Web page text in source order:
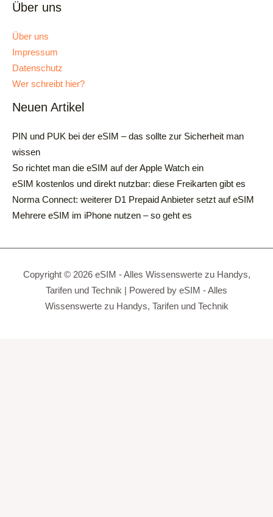
Über uns
Über uns
Impressum
Datenschutz
Wer schreibt hier?
Neuen Artikel
PIN und PUK bei der eSIM – das sollte zur Sicherheit man
wissen
So richtet man die eSIM auf der Apple Watch ein
eSIM kostenlos und direkt nutzbar: diese Freikarten gibt es
Norma Connect: weiterer D1 Prepaid Anbieter setzt auf eSIM
Mehrere eSIM im iPhone nutzen – so geht es
Copyright © 2026 eSIM - Alles Wissenswerte zu Handys,
Tarifen und Technik | Powered by eSIM - Alles
Wissenswerte zu Handys, Tarifen und Technik